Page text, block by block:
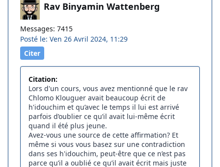
Rav Binyamin Wattenberg
Messages: 7415
Posté le: Ven 26 Avril 2024, 11:29
Citer
Citation:
Lors d'un cours, vous avez mentionné que le rav
Chlomo Klouguer avait beaucoup écrit de
h'idouchim et qu’avec le temps il lui est arrivé
parfois d’oublier ce qu’il avait lui-même écrit
quand il été plus jeune.
Avez-vous une source de cette affirmation? Et
même si vous vous basez sur une contradiction
dans ses h'idouchim, peut-être que ce n’est pas
parce qu’il a oublié ce qu’il avait écrit mais juste